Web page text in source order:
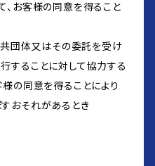
、お客様の同意を得ること
共団体又はその委託を受け
することに対して協力する
の同意を得ることにより
おそれがあるとき